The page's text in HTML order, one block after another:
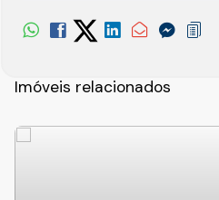
Imóveis relacionados